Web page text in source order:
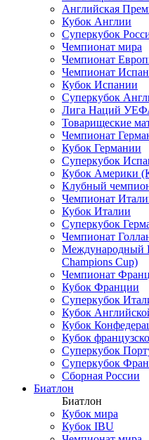
Английская
Кубок Англии
Суперкубок
Чемпионат мира
Чемпионат
Чемпионат
Кубок Испании
Суперкубок
Лига Наций
Товарищеские
Чемпионат
Кубок Германии
Суперкубок
Кубок Америки
Клубный
Чемпионат
Кубок Италии
Суперкубок
Чемпионат
Международный
Champions Cup)
Чемпионат
Кубок Франции
Суперкубок
Кубок
Кубок
Кубок
Суперкубок
Суперкубок
Сборная России
Биатлон
Биатлон
Кубок мира
Кубок IBU